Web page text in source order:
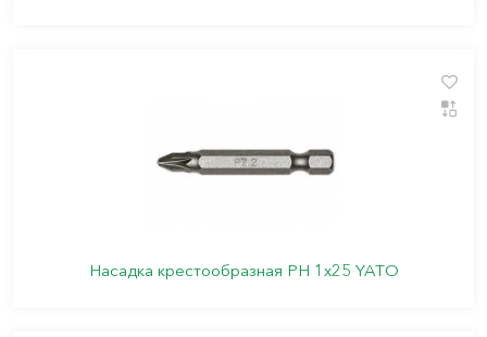
Насадка крестообразная PН 1х25 YATO